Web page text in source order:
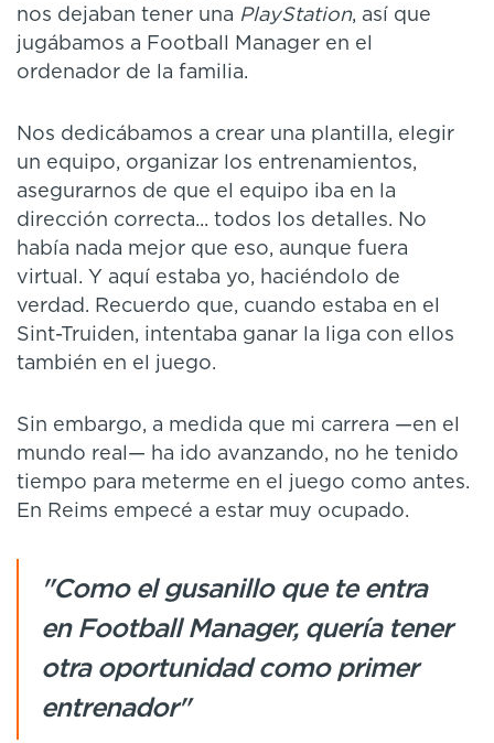
nos dejaban tener una PlayStation, así que
jugábamos a Football Manager en el
ordenador de la familia.
Nos dedicábamos a crear una plantilla, elegir
un equipo, organizar los entrenamientos,
asegurarnos de que el equipo iba en la
dirección correcta... todos los detalles. No
había nada mejor que eso, aunque fuera
virtual. Y aquí estaba yo, haciéndolo de
verdad. Recuerdo que, cuando estaba en el
Sint-Truiden, intentaba ganar la liga con ellos
también en el juego.
Sin embargo, a medida que mi carrera —en el
mundo real— ha ido avanzando, no he tenido
tiempo para meterme en el juego como antes.
En Reims empecé a estar muy ocupado.
"Como el gusanillo que te entra
en Football Manager, quería tener
otra oportunidad como primer
entrenador"